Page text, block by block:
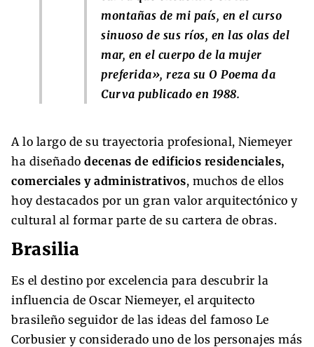
montañas de mi país, en el curso
sinuoso de sus ríos, en las olas del
mar, en el cuerpo de la mujer
preferida», reza su O Poema da
Curva publicado en 1988.
A lo largo de su trayectoria profesional, Niemeyer
ha diseñado decenas de edificios residenciales,
comerciales y administrativos, muchos de ellos
hoy destacados por un gran valor arquitectónico y
cultural al formar parte de su cartera de obras.
Brasilia
Es el destino por excelencia para descubrir la
influencia de Oscar Niemeyer, el arquitecto
brasileño seguidor de las ideas del famoso Le
Corbusier y considerado uno de los personajes más